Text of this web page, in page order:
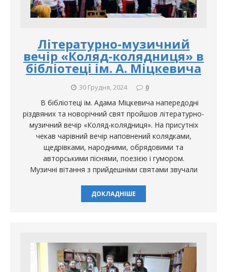
Літературно-музичний
вечір «Коляд-колядниця» в
бібліотеці ім. А. Міцкевича
30 Грудня, 2024 0
В бібліотеці ім. Адама Міцкевича напередодні
різдвяних та новорічний свят пройшов літературно-
музичний вечір «Коляд-колядниця». На присутніх
чекав чарівний вечір наповнений колядками,
щедрівками, народними, обрядовими та
авторськими піснями, поезією і гумором.
Музичні вітання з прийдешніми святами звучали
ДОКЛАДНІШЕ